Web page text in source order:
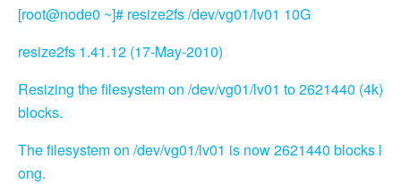
[root@node0 ~]# resize2fs /dev/vg01/lv01 10G
resize2fs 1.41.12 (17-May-2010)
Resizing the filesystem on /dev/vg01/lv01 to 2621440 (4k)
blocks.
The filesystem on /dev/vg01/lv01 is now 2621440 blocks l
ong.